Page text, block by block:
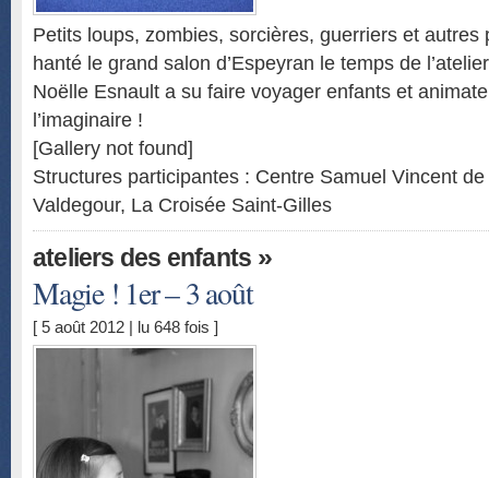
Petits loups, zombies, sorcières, guerriers et autres
hanté le grand salon d’Espeyran le temps de
Noëlle Esnault a su faire voyager enfants et
l’imaginaire !
[Gallery not found]
Structures participantes : Centre Samuel Vincent
Valdegour, La Croisée Saint-Gilles
ateliers des enfants »
Magie ! 1er – 3 août
[ 5 août 2012 | lu 648 fois ]